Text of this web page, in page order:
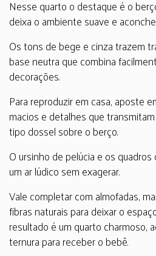
Nesse quarto o destaque é o
deixa o ambiente suave e
Os tons de bege e cinza trazem
base neutra que combina
decorações.
Para reproduzir em casa, aposte
macios e detalhes que
tipo dossel sobre o berço.
O ursinho de pelúcia e os
um ar lúdico sem exagerar.
Vale completar com almofadas,
fibras naturais para deixar o
resultado é um quarto charmoso,
ternura para receber o bebê.